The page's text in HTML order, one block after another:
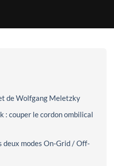
de Wolfgang Meletzky
: couper le cordon ombilical
deux modes On-Grid / Off-